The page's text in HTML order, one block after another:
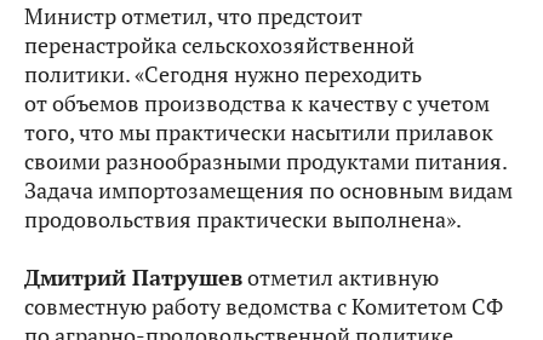
Министр отметил, что предстоит
перенастройка сельскохозяйственной
политики. «Сегодня нужно переходить
от объемов производства к качеству с учетом
того, что мы практически насытили прилавок
своими разнообразными продуктами питания.
Задача импортозамещения по основным видам
продовольствия практически выполнена».
Дмитрий Патрушевотметил активную
совместную работу ведомства с Комитетом СФ